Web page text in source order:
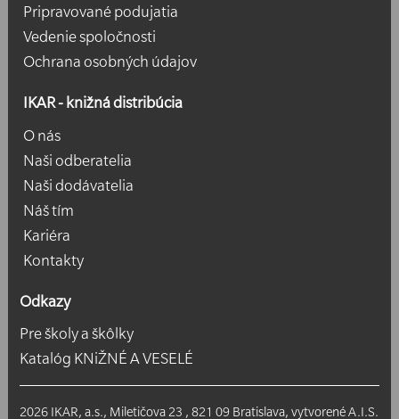
Pripravované podujatia
Vedenie spoločnosti
Ochrana osobných údajov
IKAR - knižná distribúcia
O nás
Naši odberatelia
Naši dodávatelia
Náš tím
Kariéra
Kontakty
Odkazy
Pre školy a škôlky
Katalóg KNiŽNÉ A VESELÉ
2026 IKAR, a.s., Miletičova 23 , 821 09 Bratislava, vytvorenéA.I.S.